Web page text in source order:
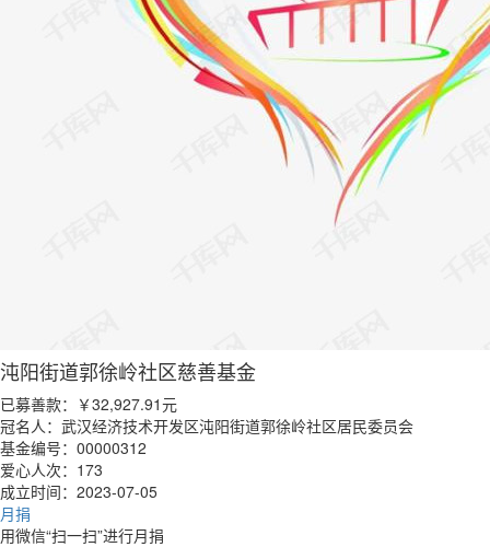
沌阳街道郭徐岭社区慈善基金
已募善款： ￥32,927.91元
冠名人：武汉经济技术开发区沌阳街道郭徐岭社区居民委员会
基金编号：00000312
爱心人次：173
成立时间：2023-07-05
月捐
用微信“扫一扫”进行月捐